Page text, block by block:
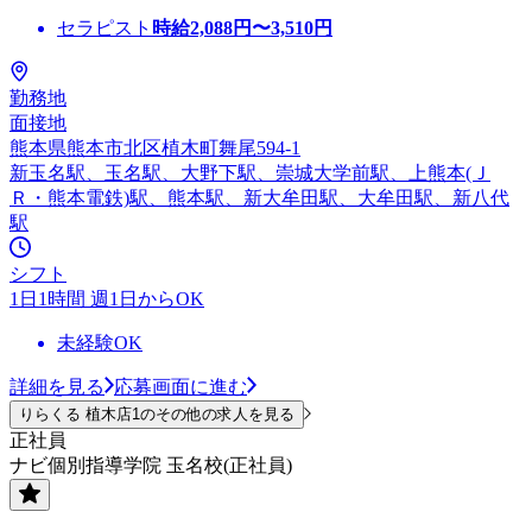
セラピスト 時給2,088円〜3,510円
勤務地
面接地
熊本県熊本市北区植木町舞尾594-1
新玉名駅、玉名駅、大野下駅、崇城大学前駅、上熊本(Ｊ
Ｒ・熊本電鉄)駅、熊本駅、新大牟田駅、大牟田駅、新八代
駅
シフト
1日1時間 週1日からOK
未経験OK
詳細を見る 応募画面に進む
りらくる 植木店1のその他の求人を見る
正社員
ナビ個別指導学院 玉名校(正社員)